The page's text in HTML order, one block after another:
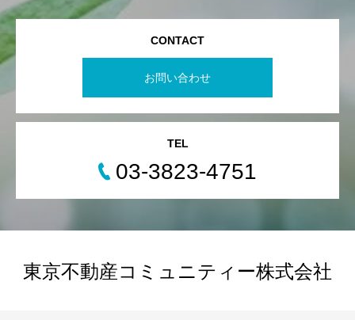
CONTACT
お問い合わせ
TEL
03-3823-4751
東京不動産コミュニティー株式会社